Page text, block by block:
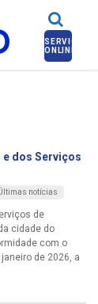
SERVIÇOS
ONLINE
e dos Serviços
Últimas notícias
de
cidade do
com o
de 2026, a